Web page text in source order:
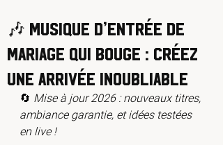
🎶 Musique d’entrée de
mariage qui bouge : créez
une arrivée inoubliable
🔄 Mise à jour 2026 : nouveaux titres,
ambiance garantie, et idées testées
en live !